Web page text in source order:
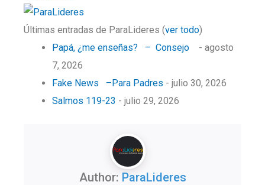
Últimas entradas de ParaLideres (ver todo)
Papá, ¿me enseñas? – Consejo
- agosto
7, 2026
Fake News –Para Padres - julio 30, 2026
Salmos 119-23 - julio 29, 2026
Author: ParaLideres